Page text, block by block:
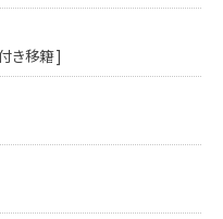
き移籍 ]